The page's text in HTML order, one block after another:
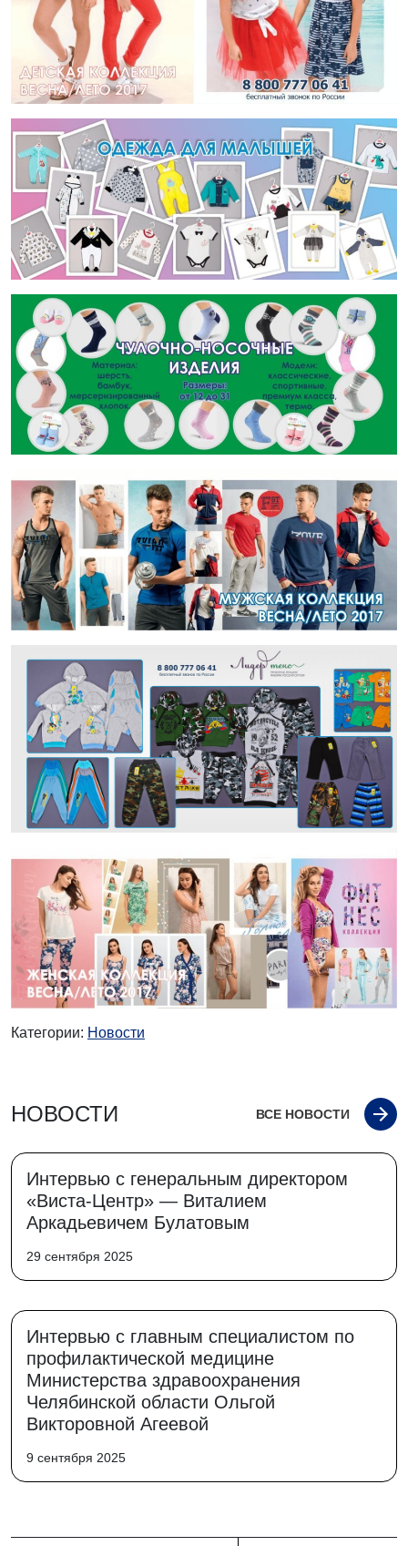
Категории: Новости
НОВОСТИ ВСЕ НОВОСТИ
Интервью с генеральным директором
«Виста-Центр» — Виталием
Аркадьевичем Булатовым
29 сентября 2025
Интервью с главным специалистом по
профилактической медицине
Министерства здравоохранения
Челябинской области Ольгой
Викторовной Агеевой
9 сентября 2025